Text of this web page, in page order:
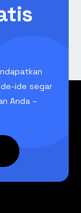
ide segar
Anda –